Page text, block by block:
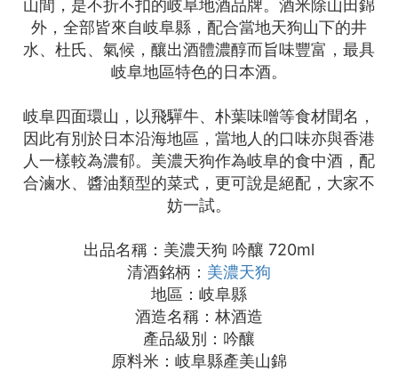
山間，是不折不扣的岐阜地酒品牌。酒米除山田錦
外，全部皆來自岐阜縣，配合當地天狗山下的井
水、杜氏、氣候，釀出酒體濃醇而旨味豐富，最具
岐阜地區特色的日本酒。
岐阜四面環山，以飛驒牛、朴葉味噌等食材聞名，
因此有別於日本沿海地區，當地人的口味亦與香港
人一樣較為濃郁。美濃天狗作為岐阜的食中酒，配
合滷水、醬油類型的菜式，更可說是絕配，大家不
妨一試。
出品名稱：美濃天狗 吟釀 720ml
清酒銘柄： 美濃天狗
地區：岐阜縣
酒造名稱：林酒造
產品級別：吟釀
原料米：岐阜縣產美山錦